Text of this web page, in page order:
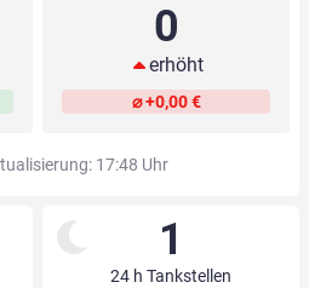
0
erhöht
⌀ +0,00 €
17:48 Uhr
1
24 h Tankstellen